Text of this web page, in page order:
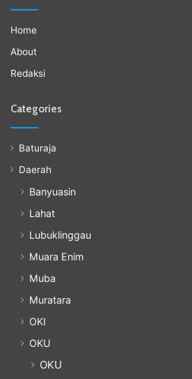
Home
About
Redaksi
Categories
Baturaja
Daerah
Banyuasin
Lahat
Lubuklinggau
Muara Enim
Muba
Muratara
OKI
OKU
OKU